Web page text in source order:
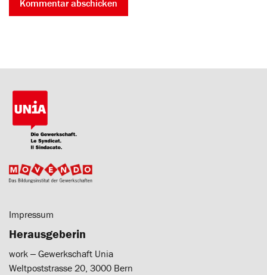
Impressum
Herausgeberin
work ‒ Gewerkschaft Unia
Weltpoststrasse 20, 3000 Bern